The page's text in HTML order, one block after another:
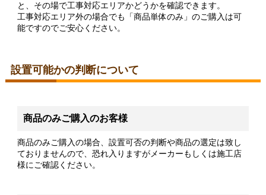
と、その場で工事対応エリアかどうかを確認できます。
工事対応エリア外の場合でも「商品単体のみ」のご購入は可
能ですのでご安心ください。
設置可能かの判断について
商品のみご購入のお客様
商品のみご購入の場合、設置可否の判断や商品の選定は致し
ておりませんので、恐れ入りますがメーカーもしくは施工店
様にご確認ください。